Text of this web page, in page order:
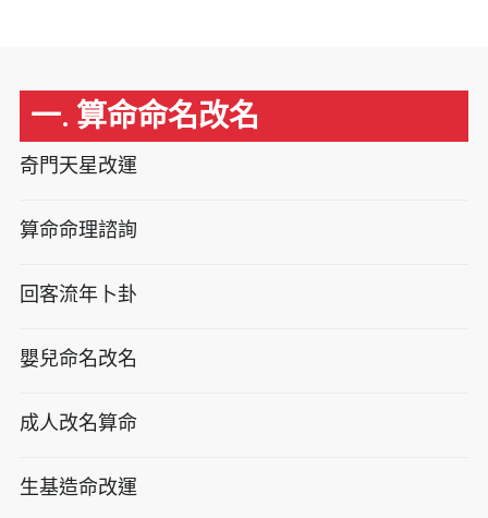
一. 算命命名改名
奇門天星改運
算命命理諮詢
回客流年卜卦
嬰兒命名改名
成人改名算命
生基造命改運